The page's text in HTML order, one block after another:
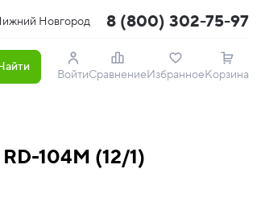
Новгород 8 (800) 302-75-97
ВойтиСравнениеИзбранноеКорзина
104М (12/1)